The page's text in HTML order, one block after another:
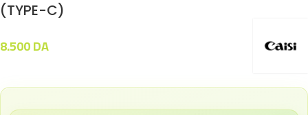
(TYPE-C)
8.500DA